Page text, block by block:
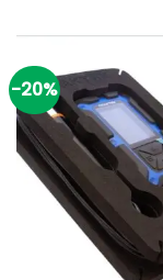
-20%